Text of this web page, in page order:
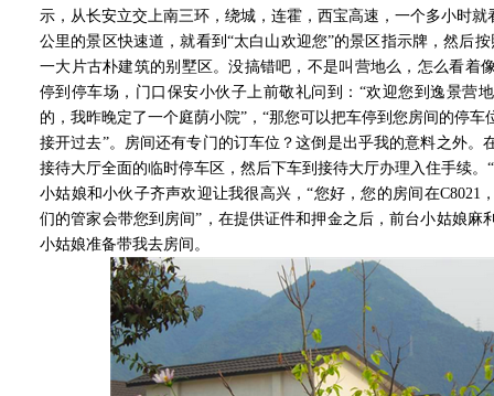
示，从长安立交上南三环，绕城，连霍，西宝高速，一个多小时就
公里的景区快速道，就看到“太白山欢迎您”的景区指示牌，然后
一大片古朴建筑的别墅区。没搞错吧，不是叫营地么，怎么看着
停到停车场，门口保安小伙子上前敬礼问到：“欢迎您到逸景营
的，我昨晚定了一个庭荫小院”，“那您可以把车停到您房间的停
接开过去”。房间还有专门的订车位？这倒是出乎我的意料之外。
接待大厅全面的临时停车区，然后下车到接待大厅办理入住手续。
小姑娘和小伙子齐声欢迎让我很高兴，“您好，您的房间在C8021
们的管家会带您到房间”，在提供证件和押金之后，前台小姑娘麻
小姑娘准备带我去房间。